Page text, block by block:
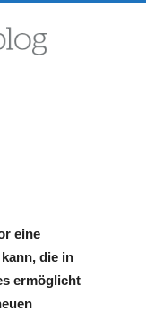
eine
die in
ermöglicht